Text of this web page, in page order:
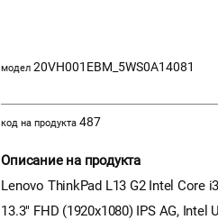
модел 20VH001EBM_5WS0A14081
код на продукта 487
Описание на продукта
Lenovo ThinkPad L13 G2 Intel Core
13.3" FHD (1920x1080) IPS AG, Intel